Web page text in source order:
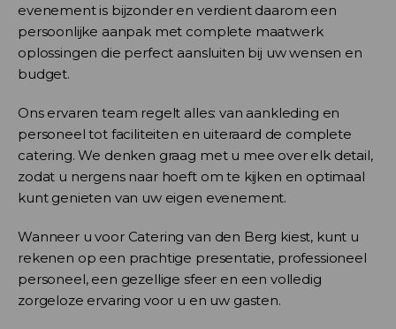
evenement is bijzonder en verdient daarom een
persoonlijke aanpak met complete maatwerk
oplossingen die perfect aansluiten bij uw wensen en
budget.
Ons ervaren team regelt alles: van aankleding en
personeel tot faciliteiten en uiteraard de complete
catering. We denken graag met u mee over elk detail,
zodat u nergens naar hoeft om te kijken en optimaal
kunt genieten van uw eigen evenement.
Wanneer u voor Catering van den Berg kiest, kunt u
rekenen op een prachtige presentatie, professioneel
personeel, een gezellige sfeer en een volledig
zorgeloze ervaring voor u en uw gasten.